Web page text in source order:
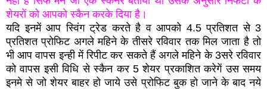
शेयरों को आपको स्कैन करके दिया है।
यदि इनमें आप स्विंग ट्रेड करते है व आपको 4.5 प्रतिशत से 3
प्रतिशत प्रोफिट अगले महिने के तीसरे रविवार तक मिल जाता है तो
भी आप वापस इन्ही में रिपीट कर सकते हैं अगले महिने के 3सरे रविवार
को वापस इसी विधि से स्कैन कर 5 शेयर प्रकाशित करेगें उस समय
इनमे से जो शेयर बाहर हो जाये उसे प्रोफिट बुक हो जाने के बाद नये